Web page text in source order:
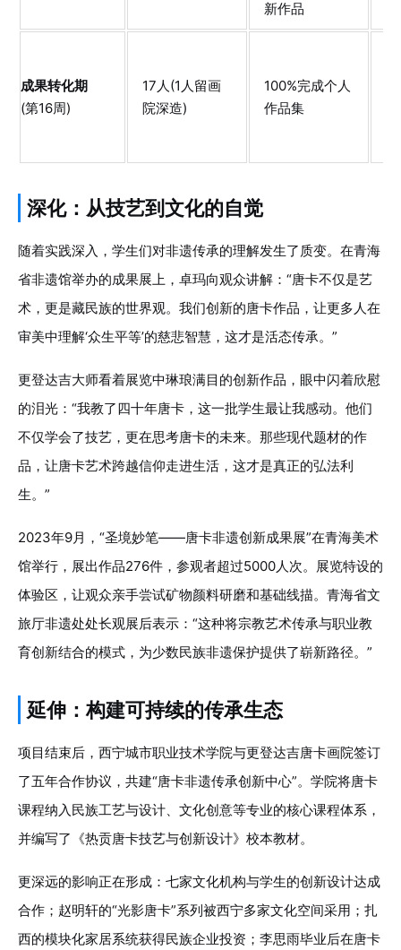
新作品
成果转化期
(第16周)
17人(1人留画
院深造)
100%完成个人
作品集
深化：从技艺到文化的自觉
随着实践深入，学生们对非遗传承的理解发生了质变。在青海
省非遗馆举办的成果展上，卓玛向观众讲解：“唐卡不仅是艺
术，更是藏民族的世界观。我们创新的唐卡作品，让更多人在
审美中理解‘众生平等’的慈悲智慧，这才是活态传承。”
更登达吉大师看着展览中琳琅满目的创新作品，眼中闪着欣慰
的泪光：“我教了四十年唐卡，这一批学生最让我感动。他们
不仅学会了技艺，更在思考唐卡的未来。那些现代题材的作
品，让唐卡艺术跨越信仰走进生活，这才是真正的弘法利
生。”
2023年9月，“圣境妙笔——唐卡非遗创新成果展”在青海美术
馆举行，展出作品276件，参观者超过5000人次。展览特设的
体验区，让观众亲手尝试矿物颜料研磨和基础线描。青海省文
旅厅非遗处处长观展后表示：“这种将宗教艺术传承与职业教
育创新结合的模式，为少数民族非遗保护提供了崭新路径。”
延伸：构建可持续的传承生态
项目结束后，西宁城市职业技术学院与更登达吉唐卡画院签订
了五年合作协议，共建“唐卡非遗传承创新中心”。学院将唐卡
课程纳入民族工艺与设计、文化创意等专业的核心课程体系，
并编写了《热贡唐卡技艺与创新设计》校本教材。
更深远的影响正在形成：七家文化机构与学生的创新设计达成
合作；赵明轩的“光影唐卡”系列被西宁多家文化空间采用；扎
西的模块化家居系统获得民族企业投资；李思雨毕业后在唐卡